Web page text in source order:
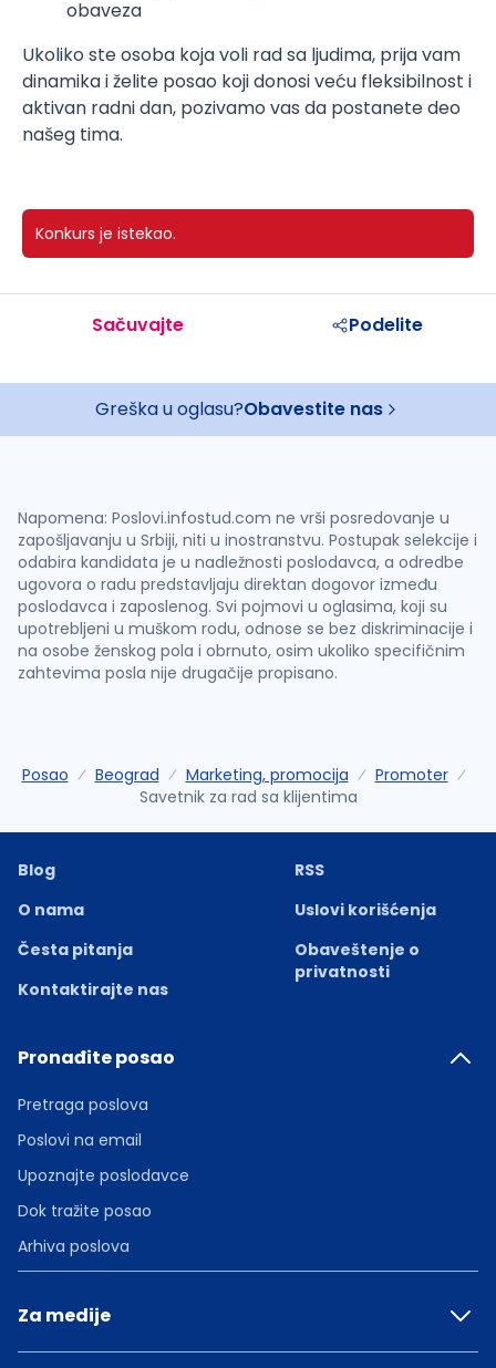
obaveza
Ukoliko ste osoba koja voli rad sa ljudima, prija vam
dinamika i želite posao koji donosi veću fleksibilnost i
aktivan radni dan, pozivamo vas da postanete deo
našeg tima.
Konkurs je istekao.
Sačuvajte Podelite
Greška u oglasu?Obavestite nas
Napomena: Poslovi.infostud.com ne vrši posredovanje u
zapošljavanju u Srbiji, niti u inostranstvu. Postupak selekcije i
odabira kandidata je u nadležnosti poslodavca, a odredbe
ugovora o radu predstavljaju direktan dogovor između
poslodavca i zaposlenog. Svi pojmovi u oglasima, koji su
upotrebljeni u muškom rodu, odnose se bez diskriminacije i
na osobe ženskog pola i obrnuto, osim ukoliko specifičnim
zahtevima posla nije drugačije propisano.
Posao Beograd Marketing, promocija
Promoter
Savetnik za rad sa klijentima
Blog
O nama
Česta pitanja
Kontaktirajte nas
RSS
Uslovi korišćenja
Obaveštenje o
privatnosti
Pronađite posao
Pretraga poslova
Poslovi na email
Upoznajte poslodavce
Dok tražite posao
Arhiva poslova
Za medije